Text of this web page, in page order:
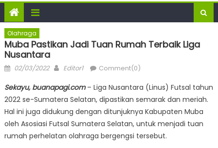
Olahraga
Muba Pastikan Jadi Tuan Rumah Terbaik Liga
Nusantara
Posted
02/03/2022 Author
Editor1 Comment(0)
Sekayu, buanapagi.com– Liga Nusantara (Linus) Futsal tahun
2022 se-Sumatera Selatan, dipastikan semarak dan meriah.
Hal ini juga didukung dengan ditunjuknya Kabupaten Muba
oleh Asosiasi Futsal Sumatera Selatan, untuk menjadi tuan
rumah perhelatan olahraga bergengsi tersebut.